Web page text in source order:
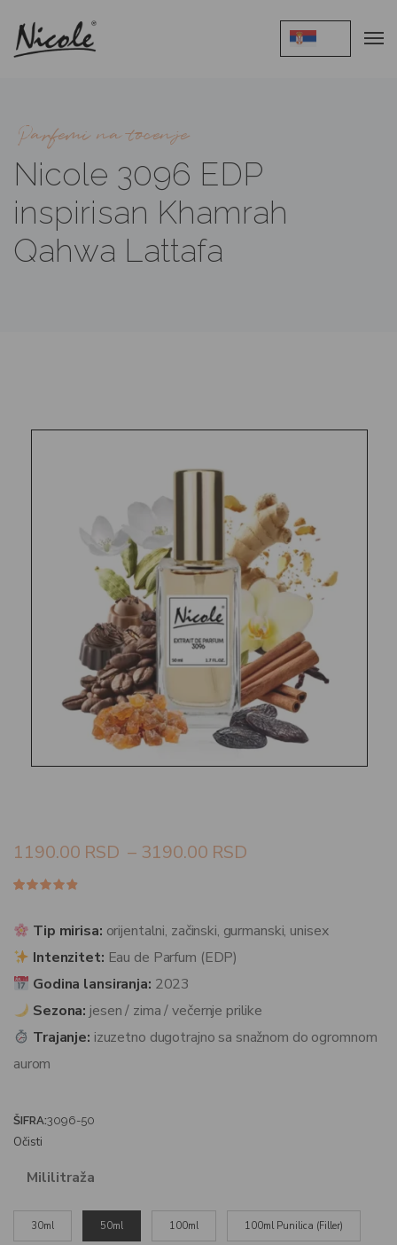
Parfemi na tocenje
Nicole 3096 EDP
inspirisan Khamrah
Qahwa Lattafa
1190.00 RSD – 3190.00 RSD
5 na
osnovu
kupaca
Tip mirisa: orijentalni, začinski, gurmanski, unisex
Intenzitet: Eau de Parfum (EDP)
Godina lansiranja: 2023
Sezona: jesen / zima / večernje prilike
Trajanje: izuzetno dugotrajno sa snažnom do ogromnom
aurom
ŠIFRA:3096-50
Mililitraža
30ml 50ml 100ml 100ml Punilica (Filler)
Očisti